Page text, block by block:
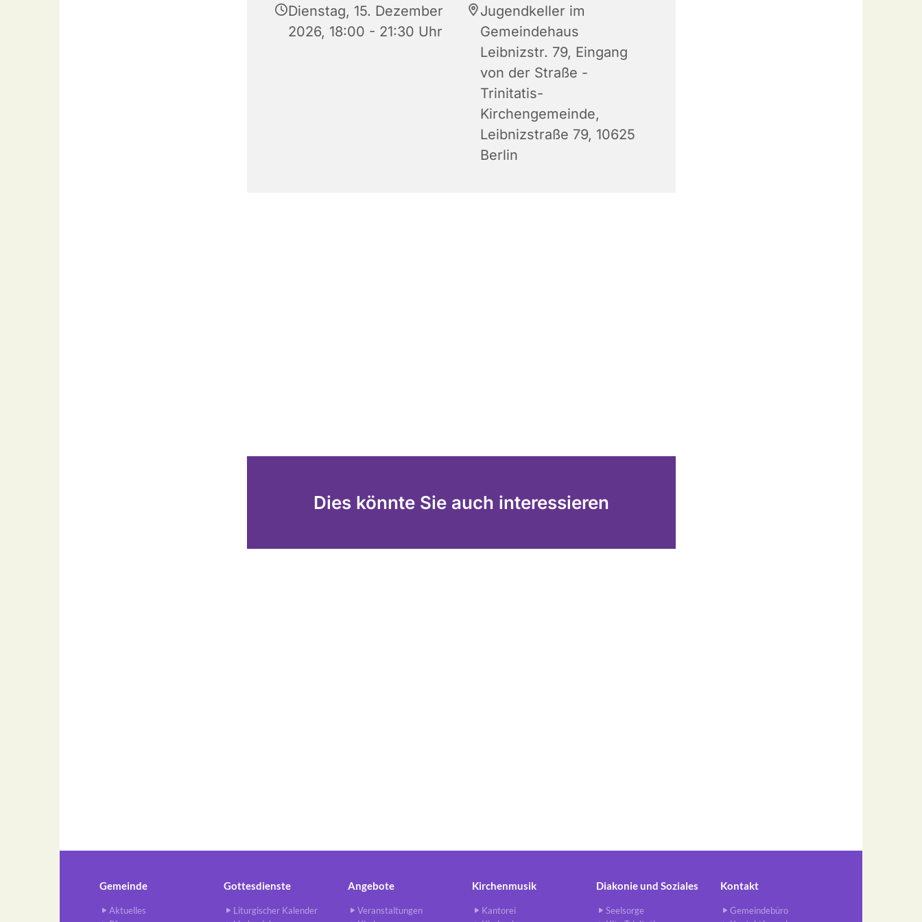
Dienstag, 15. Dezember
2026, 18:00 - 21:30 Uhr
Jugendkeller im
Gemeindehaus
Leibnizstr. 79, Eingang
von der Straße -
Trinitatis-
Kirchengemeinde,
Leibnizstraße 79, 10625
Berlin
Dies könnte Sie auch interessieren
Gemeinde
Aktuelles
Gottesdienste
Liturgischer Kalender
Angebote
Veranstaltungen
Kirchenmusik
Kantorei
Diakonie und Soziales
Seelsorge
Kontakt
Gemeindebüro